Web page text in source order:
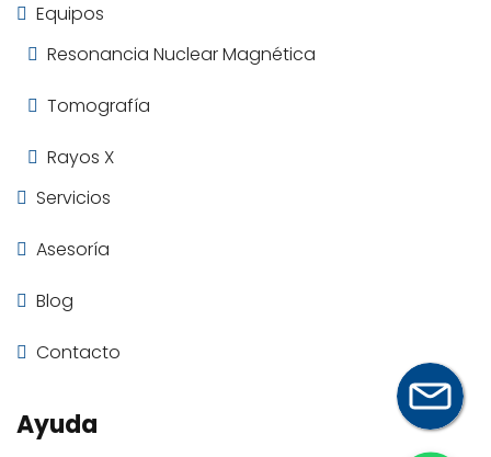
Equipos
Resonancia Nuclear Magnética
Tomografía
Rayos X
Servicios
Asesoría
Blog
Contacto
Ayuda